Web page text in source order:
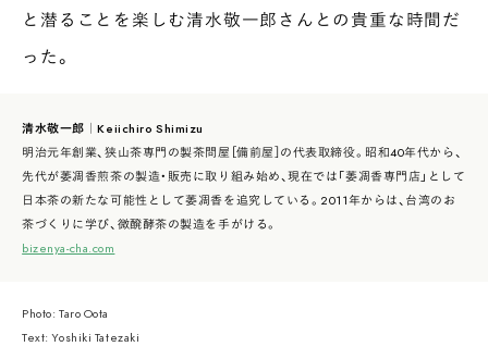
と潜ることを楽しむ清水敬一郎さんとの貴重な時間だ
った。
清水敬一郎｜Keiichiro Shimizu
明治元年創業、狭山茶専門の製茶問屋［備前屋］の代表取締役。昭和40年代から、
先代が萎凋香煎茶の製造・販売に取り組み始め、現在では「萎凋香専門店」として
日本茶の新たな可能性として萎凋香を追究している。2011年からは、台湾のお
茶づくりに学び、微醗酵茶の製造を手がける。
bizenya-cha.com
Photo: Taro Oota
Text: Yoshiki Tatezaki